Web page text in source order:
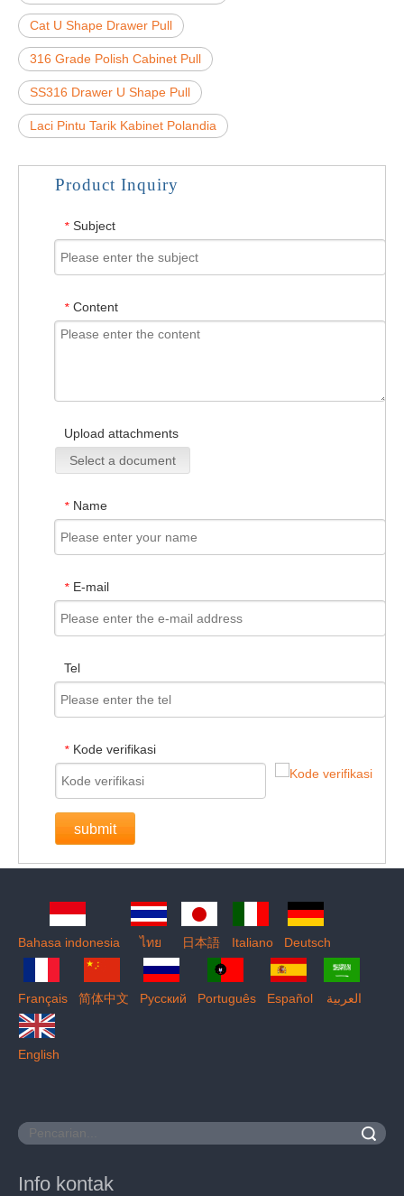
Cat U Shape Drawer Pull
316 Grade Polish Cabinet Pull
SS316 Drawer U Shape Pull
Laci Pintu Tarik Kabinet Polandia
Product Inquiry
* Subject
* Content
Upload attachments
Select a document
* Name
* E-mail
Tel
* Kode verifikasi
submit
Bahasa indonesia ไทย 日本語 Italiano Deutsch
Français 简体中文 Pусский Português Español العربية
English
Info kontak